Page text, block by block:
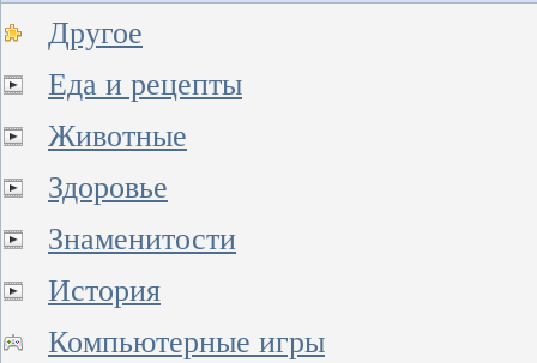
Другое
Еда и рецепты
Животные
Здоровье
Знаменитости
История
Компьютерные игры